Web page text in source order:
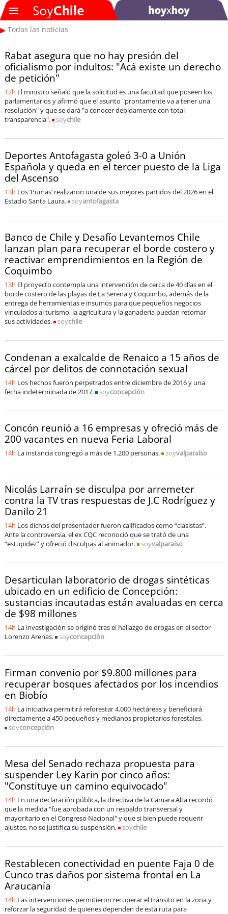
SOYTV
Podcast
Actualidad
Economía
Deportes
Sostenibilidad
soychile
soyarica
soyiquique
soyantofagasta
soycopiapó
soyvalparaíso
soyquillota
sanantonio
soy chillán
soysancarlos
soytalcahuano
soycoronel
soyarauco
soytemuco
soyvaldivia
soyosorno
soypuertomontt
chiloé
Todas las noticias
Rabat asegura que no hay presión del
oficialismo por indultos: "Acá existe un derecho
de petición"
12h El ministro señaló que la solicitud es una facultad que poseen los
parlamentarios y afirmó que el asunto "prontamente va a tener una
resolución" y que se dará "a conocer debidamente con total
transparencia".
soychile
Deportes Antofagasta goleó 3-0 a Unión
Española y queda en el tercer puesto de la Liga
del Ascenso
13h Los ‘Pumas’ realizaron una de sus mejores partidos del 2026 en el
Estadio Santa Laura.
soyantofagasta
Banco de Chile y Desafío Levantemos Chile
lanzan plan para recuperar el borde costero y
reactivar emprendimientos en la Región de
Coquimbo
13h El proyecto contempla una intervención de cerca de 40 días en el
borde costero de las playas de La Serena y Coquimbo, además de la
entrega de herramientas e insumos para que pequeños negocios
vinculados al turismo, la agricultura y la ganadería puedan retomar
sus actividades.
soychile
Condenan a exalcalde de Renaico a 15 años de
cárcel por delitos de connotación sexual
14h Los hechos fueron perpetrados entre diciembre de 2016 y una
fecha indeterminada de 2017.
soyconcepción
Concón reunió a 16 empresas y ofreció más de
200 vacantes en nueva Feria Laboral
14h La instancia congregó a más de 1.200 personas. soyvalparaíso
Nicolás Larraín se disculpa por arremeter
contra la TV tras respuestas de J.C Rodríguez y
Danilo 21
14h Los dichos del presentador fueron calificados como “clasistas”.
Ante la controversia, el ex CQC reconoció que se trató de una
“estupidez” y ofreció disculpas al animador.
soyvalparaíso
Desarticulan laboratorio de drogas sintéticas
ubicado en un edificio de Concepción:
sustancias incautadas están avaluadas en cerca
de $98 millones
14h La investigación se originó tras el hallazgo de drogas en el sector
Lorenzo Arenas.
soyconcepción
Firman convenio por $9.800 millones para
recuperar bosques afectados por los incendios
en Biobío
14h La iniciativa permitirá reforestar 4.000 hectáreas y beneficiará
directamente a 450 pequeños y medianos propietarios forestales.
soyconcepción
Mesa del Senado rechaza propuesta para
suspender Ley Karin por cinco años:
"Constituye un camino equivocado"
14h En una declaración pública, la directiva de la Cámara Alta recordó
que la medida "fue aprobada con un respaldo transversal y
mayoritario en el Congreso Nacional" y que si bien puede requerir
ajustes, no se justifica su suspensión.
soychile
Restablecen conectividad en puente Faja 0 de
Cunco tras daños por sistema frontal en La
Araucanía
14h Las intervenciones permitieron recuperar el tránsito en la zona y
reforzar la seguridad de quienes dependen de esta ruta para